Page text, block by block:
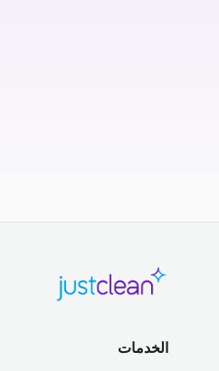
الخدمات